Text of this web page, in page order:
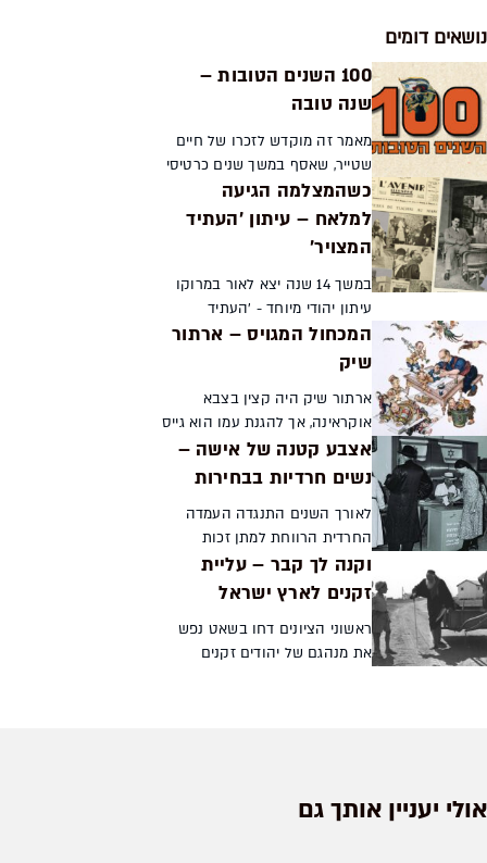
נושאים דומים
100 השנים הטובות –
שנה טובה
מאמר זה מוקדש לזכרו של חיים
שטייר, שאסף במשך שנים כרטיסי
שנה טובה ונפטר במהלך עבודתנו
המשותפת להעברת האוסף
לרשות מוזיאון ישראל. גלויות
כשהמצלמה הגיעה
למלאח – עיתון 'העתיד
המצויר'
במשך 14 שנה יצא לאור במרוקו
עיתון יהודי מיוחד - 'העתיד
המצויר'. העיתון לא רק נכתב על
ידי יהודים עבור יהודים, אלא גם
חייהם. סיפורו ...
המכחול המגויס – ארתור
שיק
ארתור שיק היה קצין בצבא
אוקראינה, אך להגנת עמו הוא גייס
את נשקו העיקרי - המכחול.
בסגנון ייחודי עיטר את נכסי צאן
מגילת אסתר ומגילת הע...
אצבע קטנה של אישה –
נשים חרדיות בבחירות
לאורך השנים התנגדה העמדה
החרדית הרווחת למתן זכות
הצבעה לנשים, אך כיום
השתתפותן של נשים חרדיות
מאליה. מה הפך את האיסור
להיתר? מנחם קרן-קרץ...
וקנה לך קבר – עליית
זקנים לארץ ישראל
ראשוני הציונים דחו בשאט נפש
את מנהגם של יהודים זקנים
אולי יעניין אותך גם